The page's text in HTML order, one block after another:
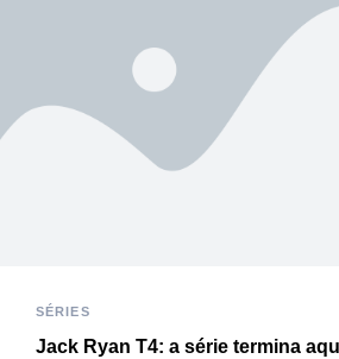
SÉRIES
Jack Ryan T4: a série termina